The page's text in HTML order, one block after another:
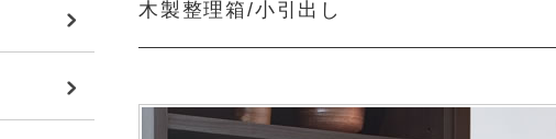
木製整理箱/小引出し